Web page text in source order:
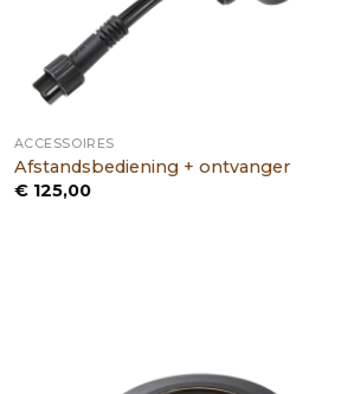
ACCESSOIRES
Afstandsbediening + ontvanger
€125,00